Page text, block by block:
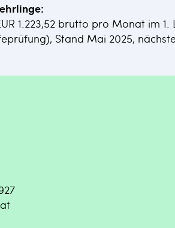
1.223,52 brutto pro Monat im 1.
Stand Mai 2025,